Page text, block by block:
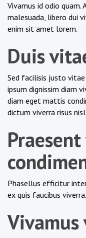
Vivamus id odio quam.
malesuada, libero dui
enim sit amet lorem.
Duis
Sed facilisis justo
ipsum dignissim diam
diam eget mattis
dictum viverra risus
Phasellus efficitur
ex quis faucibus